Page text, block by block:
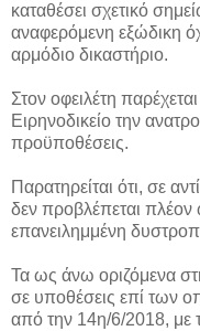
καταθέσει σχετικό
αναφερόμενη εξώδικη
αρμόδιο δικαστήριο.
Στον οφειλέτη
Ειρηνοδικείο την
προϋποθέσεις.
Παρατηρείται ότι, σε
δεν προβλέπεται
επανειλημμένη
Τα ως άνω οριζόμενα
σε υποθέσεις επί των
από την 14η/6/2018, με